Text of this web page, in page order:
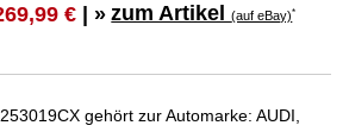
€ | » zum Artikel(auf eBay)*
gehört zur Automarke: AUDI,